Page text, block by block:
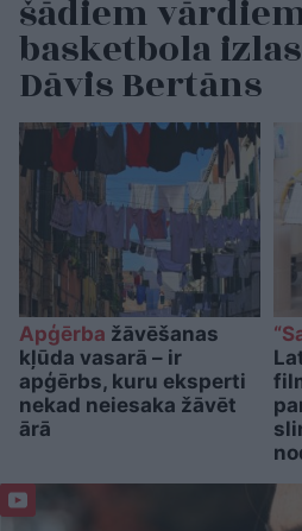
šādiem
basketbola
Dāvis Bertāns
Apģērba žāvēšanas
kļūda vasarā – ir
apģērbs, kuru eksperti
nekad neiesaka žāvēt
ārā